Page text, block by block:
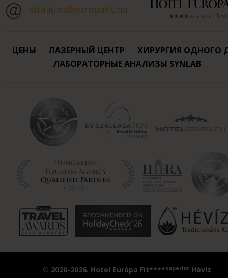
vitalium@europafit.hu
ЦЕНЫ ЛАЗЕРНЫЙ ЦЕНТР
ХИРУРГИЯ ОДНОГО
ЛАБОРАТОРНЫЕ АНАЛИЗЫ SYNLAB
© 2020-2026. Hotel Európa Fit****superior Hévíz